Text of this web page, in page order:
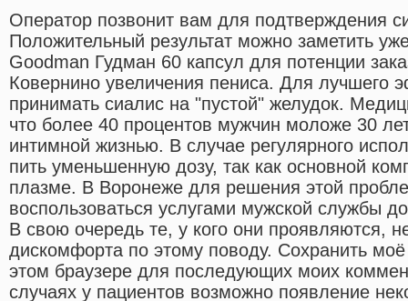
Оператор позвонит вам для подтверждения
Положительный результат можно заметить
Goodman Гудман 60 капсул для потенции
Ковернино увеличения пениса. Для лучшего
принимать сиалис на "пустой" желудок.
что более 40 процентов мужчин моложе 30
интимной жизнью. В случае регулярного
пить уменьшенную дозу, так как основной
плазме. В Воронеже для решения этой
воспользоваться услугами мужской службы
В свою очередь те, у кого они проявляются,
дискомфорта по этому поводу. Сохранить
этом браузере для последующих моих
случаях у пациентов возможно появление